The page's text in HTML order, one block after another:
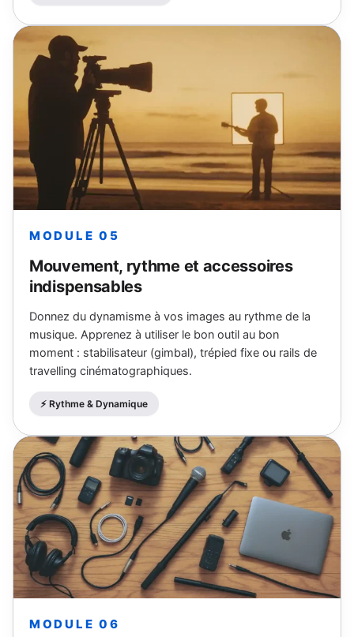
MODULE 05
Mouvement, rythme et accessoires
indispensables
Donnez du dynamisme à vos images au rythme de la
musique. Apprenez à utiliser le bon outil au bon
moment : stabilisateur (gimbal), trépied fixe ou rails de
travelling cinématographiques.
⚡️ Rythme & Dynamique
MODULE 06